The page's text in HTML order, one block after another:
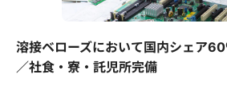
溶接ベローズにおいて国内シェア
／社食・寮・託児所完備